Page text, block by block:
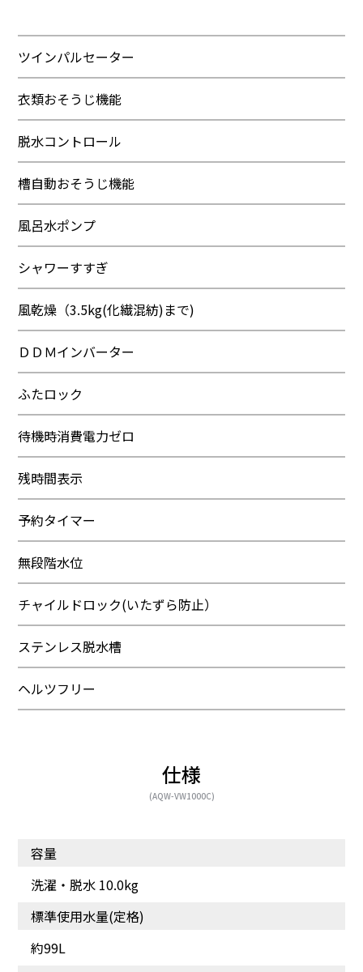
ツインパルセーター
衣類おそうじ機能
脱水コントロール
槽自動おそうじ機能
風呂水ポンプ
シャワーすすぎ
風乾燥（3.5kg(化繊混紡)まで)
ＤＤＭインバーター
ふたロック
待機時消費電力ゼロ
残時間表示
予約タイマー
無段階水位
チャイルドロック(いたずら防止）
ステンレス脱水槽
ヘルツフリー
仕様
(AQW-VW1000C)
容量
洗濯・脱水 10.0kg
標準使用水量(定格)
約99L